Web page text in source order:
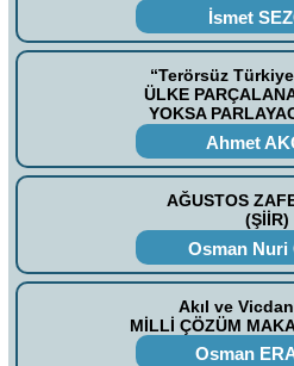
İsmet
“Terörsüz
ÜLKE
YOKSA
Ahmet
AĞUSTOS
(ŞİİR)
Osman Nuri
Akıl ve
MİLLİ ÇÖZÜM
Osman